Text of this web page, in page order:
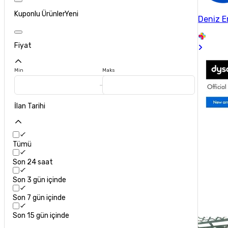
Kuponlu ÜrünlerYeni
Fiyat
Min Maks
İlan Tarihi
Tümü
Son 24 saat
Son 3 gün içinde
Son 7 gün içinde
Son 15 gün içinde
Deniz